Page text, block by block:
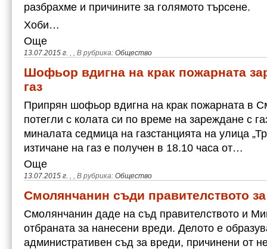
разбрахме и причините за голямото търсене.
Хоби…
13.07.2015 г. , , В рубрика: Общество
Още
Шофьор вдигна на крак пожарната
газ
Припрян шофьор вдигна на крак пожарната в
потегли с колата си по време на зареждане с
миналата седмица на газстанцията на улица
изтичане на газ е получен в 18.10 часа от…
13.07.2015 г. , , В рубрика: Общество
Още
Смолянчанин съди правителството
Смолянчанин даде на съд правителството и
отбраната за нанесени вреди. Делото е
административен съд за вреди, причинени от